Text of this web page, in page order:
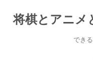
テ
ン
将棋とアニメ
でき